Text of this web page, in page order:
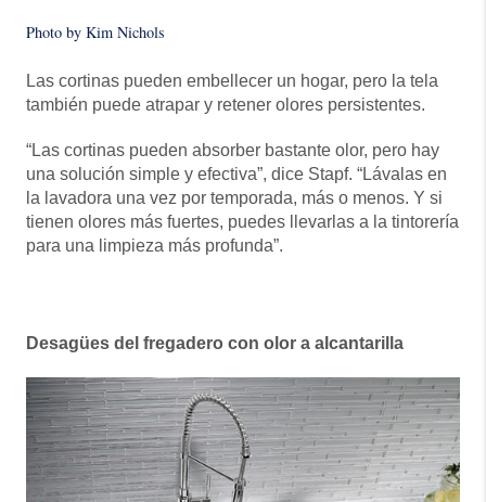
Photo by Kim Nichols
Las cortinas pueden embellecer un hogar, pero la tela
también puede atrapar y retener olores persistentes.
“Las cortinas pueden absorber bastante olor, pero hay
una solución simple y efectiva”, dice Stapf. “Lávalas en
la lavadora una vez por temporada, más o menos. Y si
tienen olores más fuertes, puedes llevarlas a la tintorería
para una limpieza más profunda”.
Desagües del fregadero con olor a alcantarilla